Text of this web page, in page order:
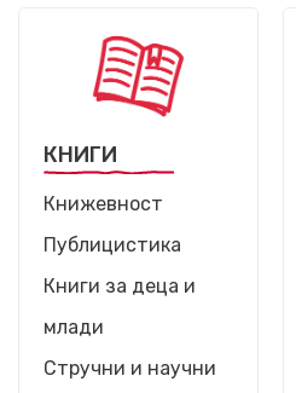
КНИГИ
Книжевност
Публицистика
Книги за деца и
млади
Стручни и научни